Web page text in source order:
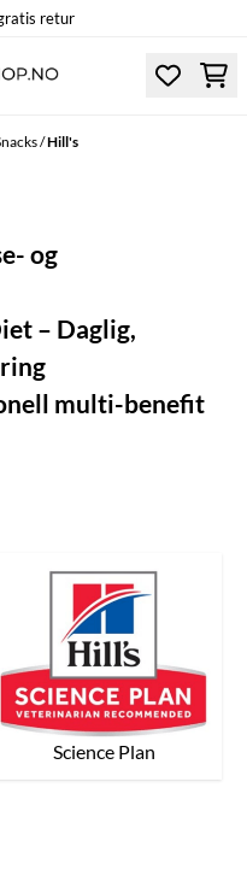
retur
/Hill's
og
– Daglig,
multi-benefit
Science Plan